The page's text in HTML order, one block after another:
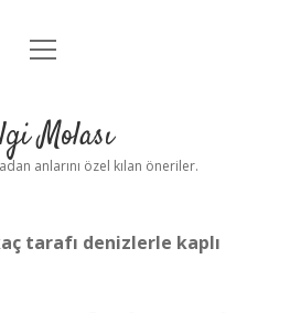
Anasayfa
Uyarı
menüyü
Molası
anlarını özel kılan öneriler.
tarafı denizlerle kaplı